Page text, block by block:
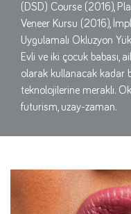
(DSD) Course (2016),
Veneer Kursu (2016),
Uygulamalı Okluzyon
Evli ve iki çocuk babası,
olarak kullanacak kadar
teknolojilerine meraklı.
futurism, uzay-zaman.